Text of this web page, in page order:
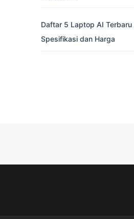
Daftar 5 Laptop AI Terbaru
Spesifikasi dan Harga